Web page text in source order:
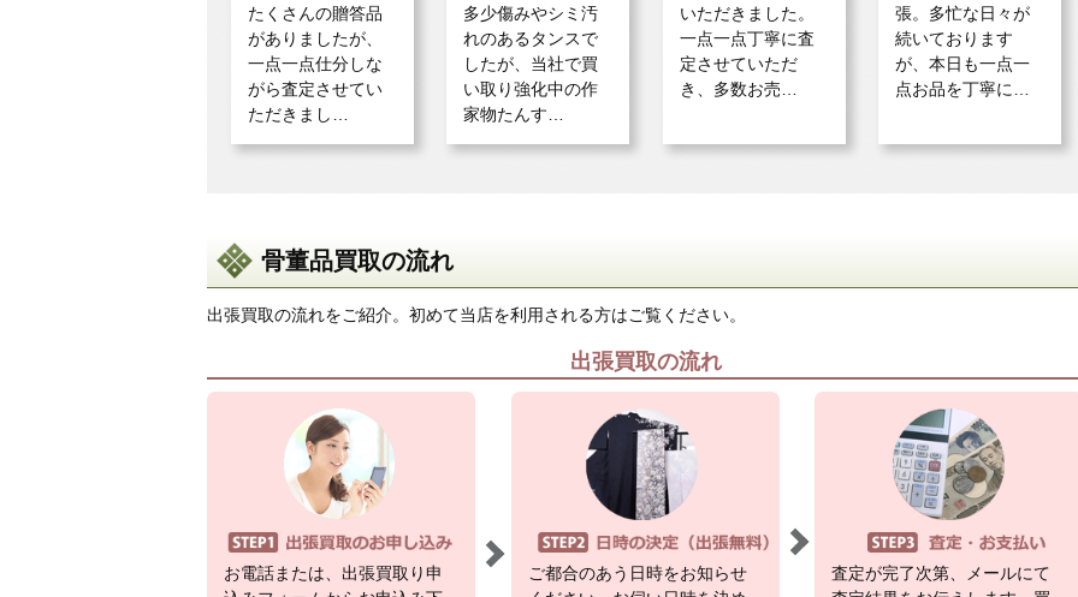
たくさんの贈答品
がありましたが、
一点一点仕分しな
がら査定させてい
ただきまし…
多少傷みやシミ汚
れのあるタンスで
したが、当社で買
い取り強化中の作
家物たんす…
いただきました。
一点一点丁寧に査
定させていただ
き、多数お売…
張。多忙な日々が
続いております
が、本日も一点一
点お品を丁寧に…
骨董品買取の流れ
出張買取の流れをご紹介。初めて当店を利用される方はご覧ください。
出張買取の流れ
お電話または、出張買取り申
ご都合のあう日時をお知らせ
査定が完了次第、メールにて